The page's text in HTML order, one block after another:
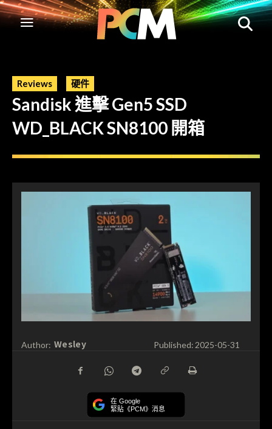
Reviews 硬件
Sandisk 進擊 Gen5 SSD
WD_BLACK SN8100 開箱
Author: Wesley Published: 2025-05-31
在 Google
緊貼《PCM》消息